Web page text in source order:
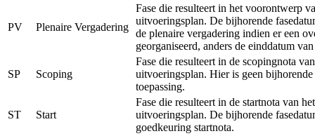
PV Plenaire Vergadering
Fase die resulteert in het voorontwerp
uitvoeringsplan. De bijhorende
de plenaire vergadering indien er een
georganiseerd, anders de einddatum
SP Scoping
Fase die resulteert in de scopingnota
uitvoeringsplan. Hier is geen bijhorende
toepassing.
ST Start
Fase die resulteert in de startnota van
uitvoeringsplan. De bijhorende
goedkeuring startnota.